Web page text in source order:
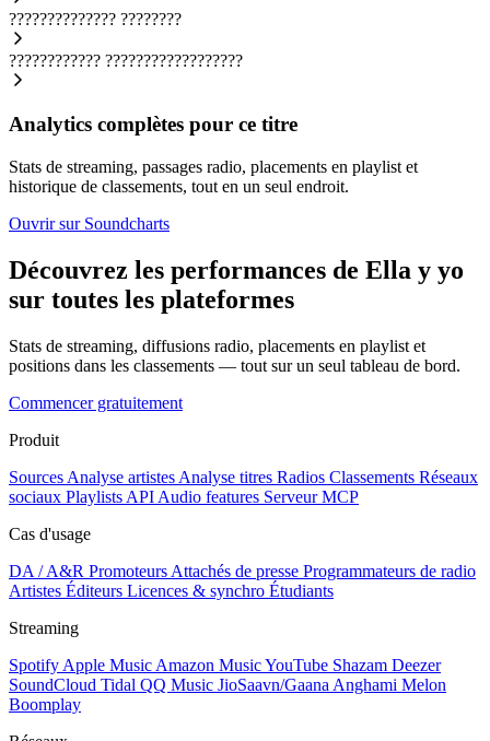
?????????????? ????????
???????????? ??????????????????
Analytics complètes pour ce titre
Stats de streaming, passages radio, placements en playlist et
historique de classements, tout en un seul endroit.
Ouvrir sur Soundcharts
Découvrez les performances de Ella y yo
sur toutes les plateformes
Stats de streaming, diffusions radio, placements en playlist et
positions dans les classements — tout sur un seul tableau de bord.
Commencer gratuitement
Produit
Sources Analyse artistes Analyse titres Radios Classements Réseaux
sociaux Playlists API Audio features Serveur MCP
Cas d'usage
DA / A&R Promoteurs Attachés de presse Programmateurs de radio
Artistes Éditeurs Licences & synchro Étudiants
Streaming
Spotify Apple Music Amazon MusicYouTube Shazam Deezer
SoundCloud Tidal QQ Music JioSaavn/Gaana Anghami Melon
Boomplay